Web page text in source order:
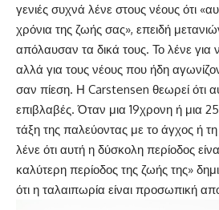
γενιές συχνά λένε στους νέους ότι
χρόνια της ζωής σας», επειδή
απόλαυσαν τα δικά τους. Το λένε για
αλλά για τους νέους που ήδη
σαν πίεση. Η Carstensen θεωρεί ότι
επιβλαβές. Όταν μια 19χρονη ή μια
τάξη της παλεύοντας με το άγχος ή
λένε ότι αυτή η δύσκολη περίοδος
καλύτερη περίοδος της ζωής της»
ότι η ταλαιπωρία είναι προσωπική